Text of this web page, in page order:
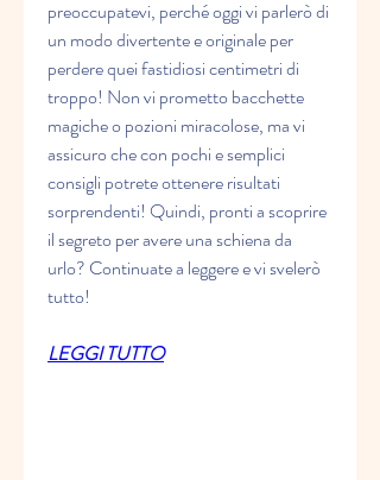
preoccupatevi, perché oggi vi parlerò di
un modo divertente e originale per
perdere quei fastidiosi centimetri di
troppo! Non vi prometto bacchette
magiche o pozioni miracolose, ma vi
assicuro che con pochi e semplici
consigli potrete ottenere risultati
sorprendenti! Quindi, pronti a scoprire
il segreto per avere una schiena da
urlo? Continuate a leggere e vi svelerò
tutto!
LEGGI TUTTO